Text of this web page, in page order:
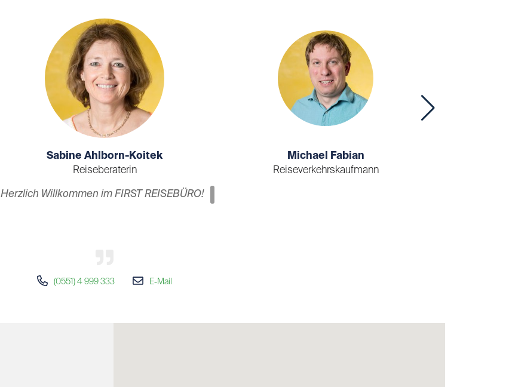
Sabine Ahlborn-Koitek
Reiseberaterin
Herzlich Willkommen im FIRST REISEBÜRO!
Berufserfahrung mitgebracht, u.a. zu
(0551) 4 999 333 E-Mail
Michael Fabian
Reiseverkehrskaufmann